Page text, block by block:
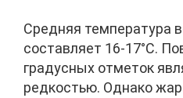
Средняя температура
составляет 16-17°С.
градусных отметок
редкостью. Однако